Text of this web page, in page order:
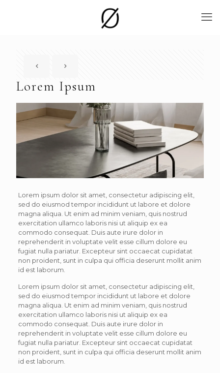
Lorem Ipsum
Lorem ipsum dolor sit amet, consectetur adipiscing elit,
sed do eiusmod tempor incididunt ut labore et dolore
magna aliqua. Ut enim ad minim veniam, quis nostrud
exercitation ullamco laboris nisi ut aliquip ex ea
commodo consequat. Duis aute irure dolor in
reprehenderit in voluptate velit esse cillum dolore eu
fugiat nulla pariatur. Excepteur sint occaecat cupidatat
non proident, sunt in culpa qui officia deserunt mollit anim
id est laborum.
Lorem ipsum dolor sit amet, consectetur adipiscing elit,
sed do eiusmod tempor incididunt ut labore et dolore
magna aliqua. Ut enim ad minim veniam, quis nostrud
exercitation ullamco laboris nisi ut aliquip ex ea
commodo consequat. Duis aute irure dolor in
reprehenderit in voluptate velit esse cillum dolore eu
fugiat nulla pariatur. Excepteur sint occaecat cupidatat
non proident, sunt in culpa qui officia deserunt mollit anim
id est laborum.